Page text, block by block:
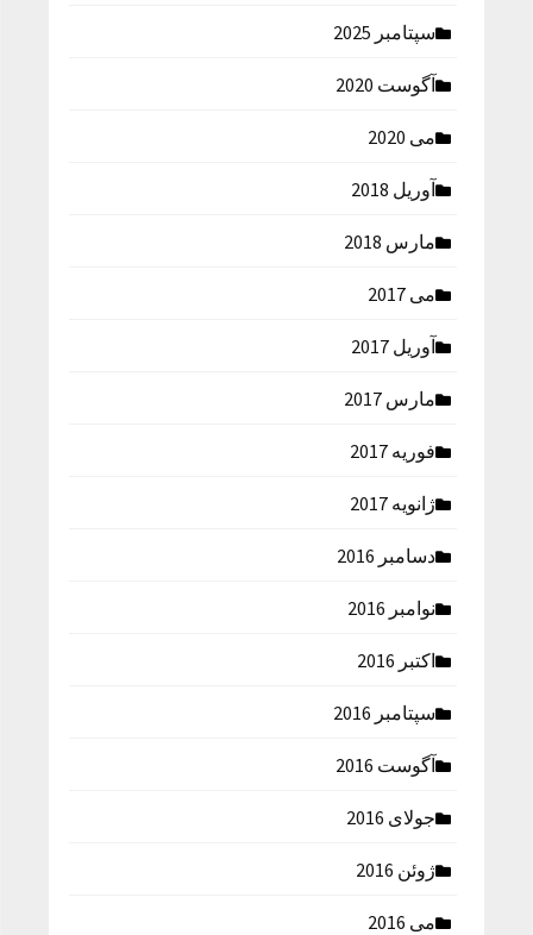
سپتامبر 2025
آگوست 2020
می 2020
آوریل 2018
مارس 2018
می 2017
آوریل 2017
مارس 2017
فوریه 2017
ژانویه 2017
دسامبر 2016
نوامبر 2016
اکتبر 2016
سپتامبر 2016
آگوست 2016
جولای 2016
ژوئن 2016
می 2016